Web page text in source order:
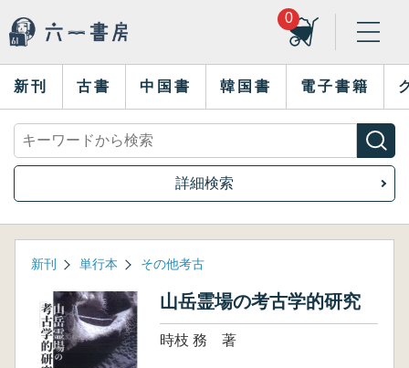
0
新刊 古書 中国書 韓国書 電子書籍
詳細検索
新刊 単行本 その他考古
山岳霊場の考古学的研究
時枝 務 著